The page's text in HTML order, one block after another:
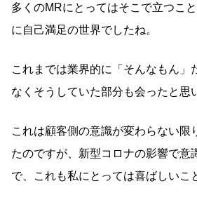
多くのMRにとってはそこで立つこ
に自己満足の世界でしたね。
これまでは業界的に「そんなもん」
なくそうしていた部分も会ったと思
これは顧客側の意識が変わらない限
たのですが、新型コロナの影響で意
で、これも私にとっては喜ばしいこ